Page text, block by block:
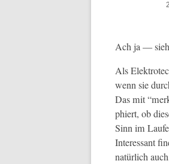
Ach ja —
Als
wenn sie
Das mit
phiert, ob
Sinn im
Inter­es­sant
natür­lich